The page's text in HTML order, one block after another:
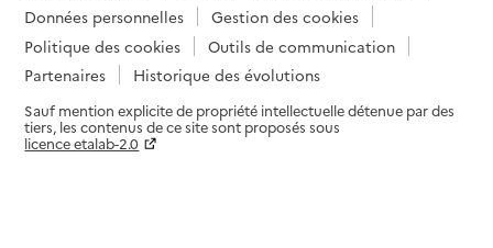
Données personnelles
Gestion des cookies
Politique des cookies
Outils de communication
Partenaires
Historique des évolutions
Sauf mention explicite de propriété intellectuelle détenue par des
tiers, les contenus de ce site sont proposés sous
licence etalab-2.0